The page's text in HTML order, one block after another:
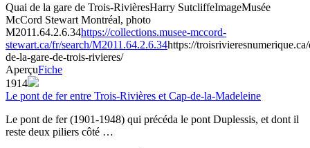
Quai de la gare de Trois-RivièresHarry SutcliffeImageMusée
McCord Stewart Montréal, photo
M2011.64.2.6.34https://collections.musee-mccord-
stewart.ca/fr/search/M2011.64.2.6.34https://
de-la-gare-de-trois-rivieres/
AperçuFiche
1914
Le pont de fer entre Trois-Rivières et Cap-de-la-Madeleine
Le pont de fer (1901-1948) qui précéda le pont Duplessis, et dont il
reste deux piliers côté …